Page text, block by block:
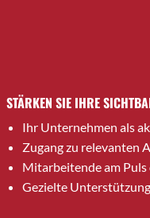
STÄRKEN SIE IHRE
Ihr Unternehmen als
Zugang zu relevanten
Mitarbeitende am Puls
Gezielte